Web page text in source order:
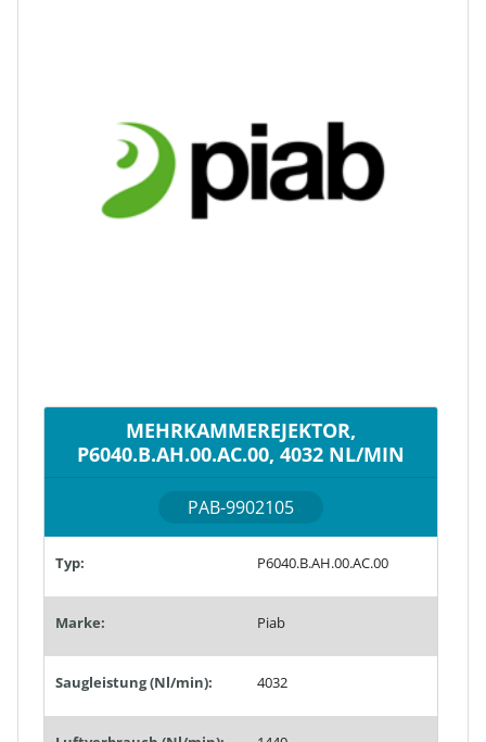
MEHRKAMMEREJEKTOR,
P6040.B.AH.00.AC.00, 4032 NL/MIN
PAB-9902105
Typ: P6040.B.AH.00.AC.00
Marke: Piab
Saugleistung (Nl/min): 4032